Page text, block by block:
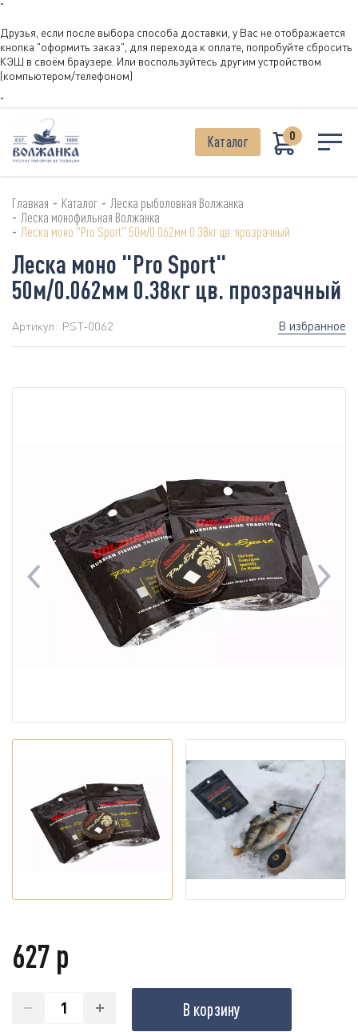
"
Друзья, если после выбора способа доставки, у Вас не отображается
кнопка "оформить заказ", для перехода к оплате, попробуйте сбросить
КЭШ в своём браузере. Или воспользуйтесь другим устройством
(компьютером/телефоном)
"
Каталог 0
Главная - Каталог - Леска рыболовная Волжанка
- Леска монофильная Волжанка
- Леска моно "Pro Sport" 50м/0.062мм 0.38кг цв. прозрачный
Леска моно "Pro Sport"
50м/0.062мм 0.38кг цв. прозрачный
Артикул: PST-0062 В избранное
627 р
В корзину